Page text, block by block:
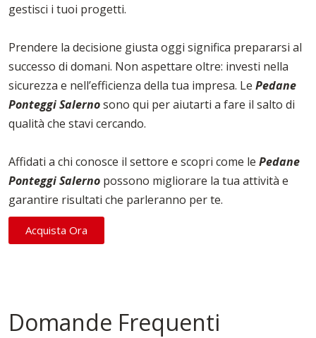
gestisci i tuoi progetti.
Prendere la decisione giusta oggi significa prepararsi al
successo di domani. Non aspettare oltre: investi nella
sicurezza e nell’efficienza della tua impresa. Le Pedane
Ponteggi Salernosono qui per aiutarti a fare il salto di
qualità che stavi cercando.
Affidati a chi conosce il settore e scopri come le Pedane
Ponteggi Salerno possono migliorare la tua attività e
garantire risultati che parleranno per te.
Acquista Ora
Domande Frequenti